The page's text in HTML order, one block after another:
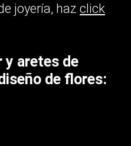
joyería, haz click
y aretes de
de flores: